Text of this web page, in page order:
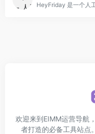
欢迎来到EIMM运营导航
者打造的必备工具站点